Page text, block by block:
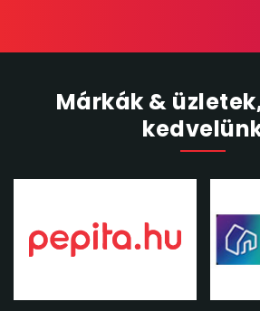
Márkák &